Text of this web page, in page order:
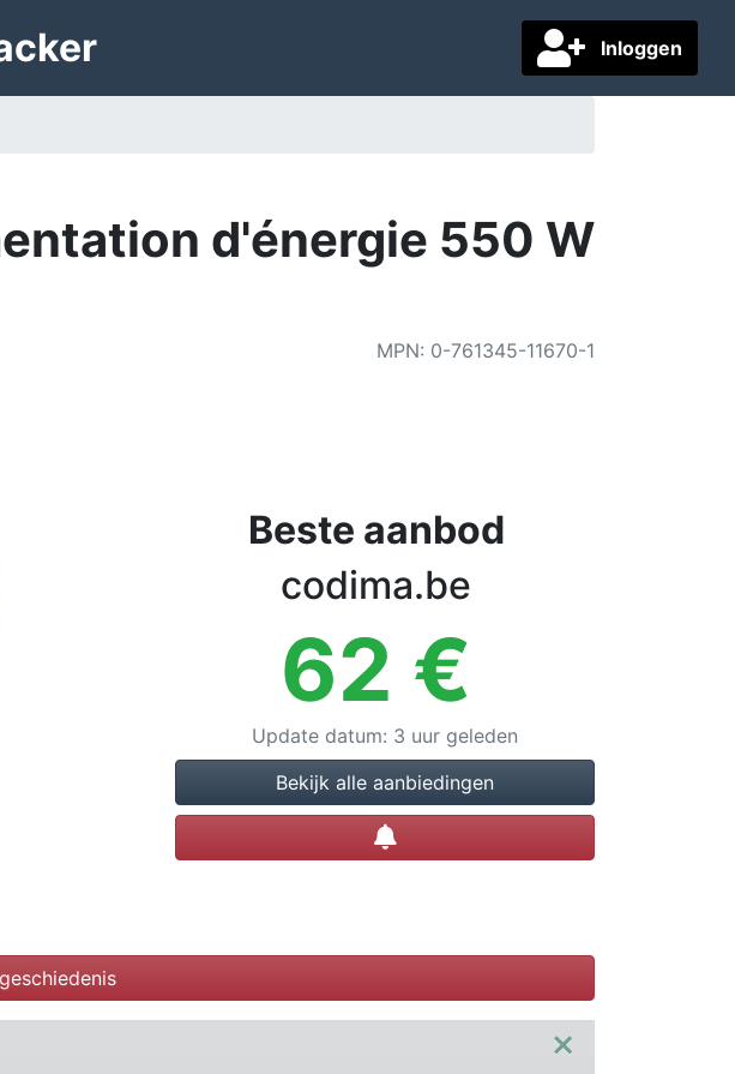
Inloggen
d'énergie 550 W
MPN: 0-761345-11670-1
Beste aanbod
codima.be
62 €
Update datum: 3 uur geleden
Bekijk alle aanbiedingen
Prijsalert instellen
×